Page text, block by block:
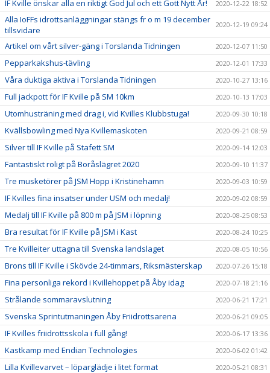
IF Kville önskar alla en riktigt God Jul och ett Gott Nytt År! 2020-12-22 18:52
Alla IoFFs idrottsanläggningar stängs fr o m 19 december
tillsvidare
2020-12-19 09:24
Artikel om vårt silver-gäng i Torslanda Tidningen 2020-12-07 11:50
Pepparkakshus-tävling 2020-12-01 17:33
Våra duktiga aktiva i Torslanda Tidningen 2020-10-27 13:16
Full jackpott för IF Kville på SM 10km 2020-10-13 17:03
Utomhusträning med drag i, vid Kvilles Klubbstuga! 2020-09-30 10:18
Kvällsbowling med Nya Kvillemaskoten 2020-09-21 08:59
Silver till IF Kville på Stafett SM 2020-09-14 12:03
Fantastiskt roligt på Boråslägret 2020 2020-09-10 11:37
Tre musketörer på JSM Hopp i Kristinehamn 2020-09-03 10:59
IF Kvilles fina insatser under USM och medalj! 2020-09-02 08:59
Medalj till IF Kville på 800 m på JSM i löpning 2020-08-25 08:53
Bra resultat för IF Kville på JSM i Kast 2020-08-24 10:25
Tre Kvilleiter uttagna till Svenska landslaget 2020-08-05 10:56
Brons till IF Kville i Skövde 24-timmars, Riksmästerskap 2020-07-26 15:18
Fina personliga rekord i Kvillehoppet på Åby idag 2020-07-18 21:16
Strålande sommaravslutning 2020-06-21 17:21
Svenska Sprintutmaningen Åby Friidrottsarena 2020-06-21 09:05
IF Kvilles friidrottsskola i full gång! 2020-06-17 13:36
Kastkamp med Endian Technologies 2020-06-02 01:42
Lilla Kvillevarvet – löparglädje i litet format 2020-05-21 08:31